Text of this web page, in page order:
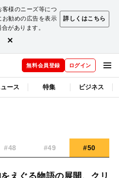
様のニーズ等につ
お勧めの広告を表示
があります。
詳しくはこちら
×
無料会員登録 ログイン
ース 特集 ビジネス
#48 #49 #50
えぐる物語の展開、クリ